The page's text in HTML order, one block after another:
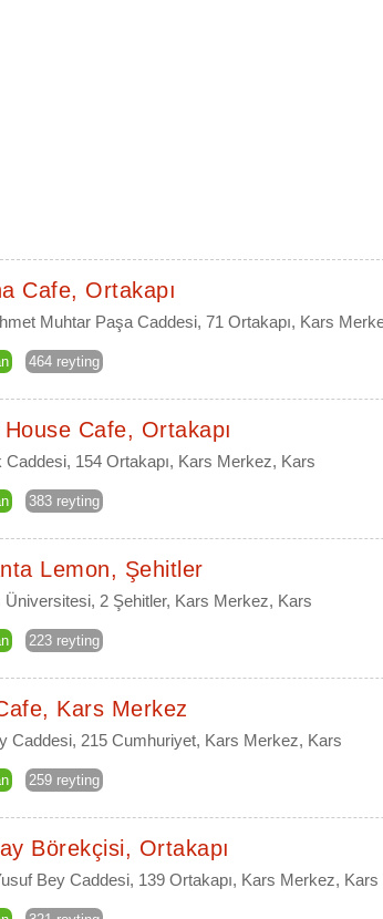
Cafe, Ortakapı
Muhtar Paşa Caddesi, 71 Ortakapı, Kars
464 reyting
Cafe, Ortakapı
Caddesi, 154 Ortakapı, Kars Merkez, Kars
383 reyting
Lemon, Şehitler
Üniversitesi, 2 Şehitler, Kars Merkez, Kars
223 reyting
Kars Merkez
Caddesi, 215 Cumhuriyet, Kars Merkez, Kars
259 reyting
Börekçisi, Ortakapı
Bey Caddesi, 139 Ortakapı, Kars Merkez, Kars